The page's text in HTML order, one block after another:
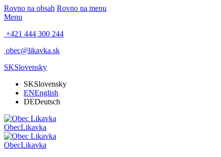
Rovno na obsah Rovno na menu
Menu
+421 444 300 244
obec@likavka.sk
SKSlovensky
SKSlovensky
ENEnglish
DEDeutsch
ObecLikavka
ObecLikavka